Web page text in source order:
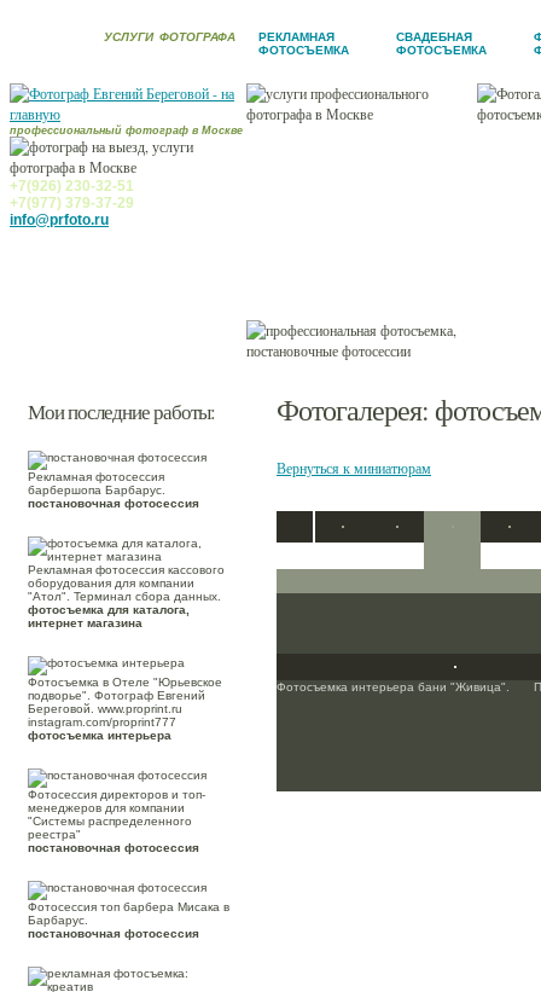
УСЛУГИ ФОТОГРАФА
РЕКЛАМНАЯ
ФОТОСЪЕМКА
СВАДЕБНАЯ
ФОТОСЪЕМКА
профессиональный фотограф в Москве
+7(926) 230-32-51
+7(977) 379-37-29
info@prfoto.ru
Мои последние работы:
Рекламная фотосессия
барбершопа Барбарус.
постановочная фотосессия
Рекламная фотосессия кассового
оборудования для компании
"Атол". Терминал сбора данных.
фотосъемка для каталога,
интернет магазина
Фотосъемка в Отеле "Юрьевское
подворье". Фотограф Евгений
Береговой. www.proprint.ru
instagram.com/proprint777
фотосъемка интерьера
Фотосессия директоров и топ-
менеджеров для компании
"Системы распределенного
реестра"
постановочная фотосессия
Фотосессия топ барбера Мисака в
Барбарус.
постановочная фотосессия
Фотогалерея:
Вернуться к миниатюрам
Фотосъемка интерьера бани "Живица".